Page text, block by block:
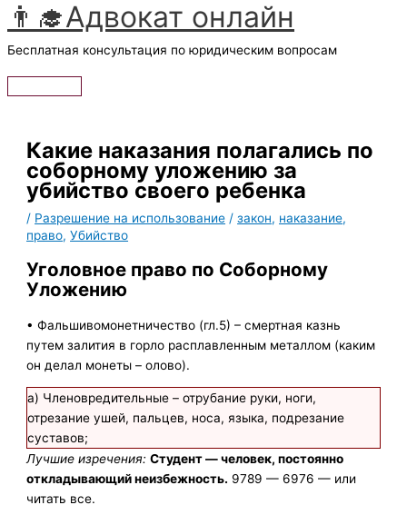
Перейти
к
содержимому
👨‍🎓Адвокат онлайн
Бесплатная консультация по юридическим вопросам
Главное
Какие наказания полагались по
соборному уложению за
убийство своего ребенка
/ Разрешение на использование /закон, наказание,
право,Убийство
Уголовное право по Соборному
Уложению
• Фальшивомонетничество (гл.5) – смертная казнь
путем залития в горло расплавленным металлом (каким
он делал монеты – олово).
а) Членовредительные – отрубание руки, ноги,
отрезание ушей, пальцев, носа, языка, подрезание
суставов;
Лучшие изречения:Студент — человек, постоянно
откладывающий неизбежность. 9789 — 6976 — или
читать все.